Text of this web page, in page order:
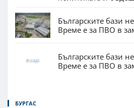
Българските бази
Време е за ПВО в
Българските бази
Време е за ПВО в
БУРГАС